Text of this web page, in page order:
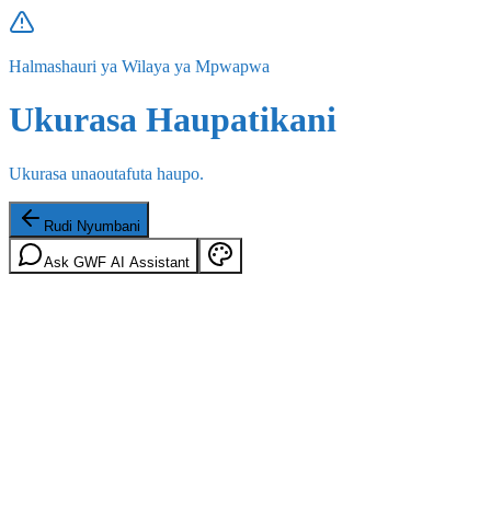
Halmashauri ya Wilaya ya Mpwapwa
Ukurasa Haupatikani
Ukurasa unaoutafuta haupo.
Rudi Nyumbani
Ask GWF AI Assistant